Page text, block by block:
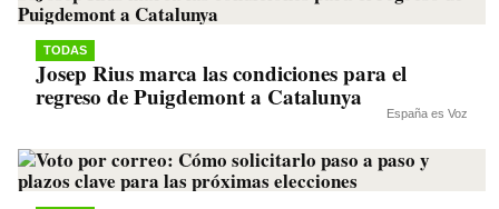
TODAS
Josep Rius marca las condiciones para el
regreso de Puigdemont a Catalunya
España es Voz